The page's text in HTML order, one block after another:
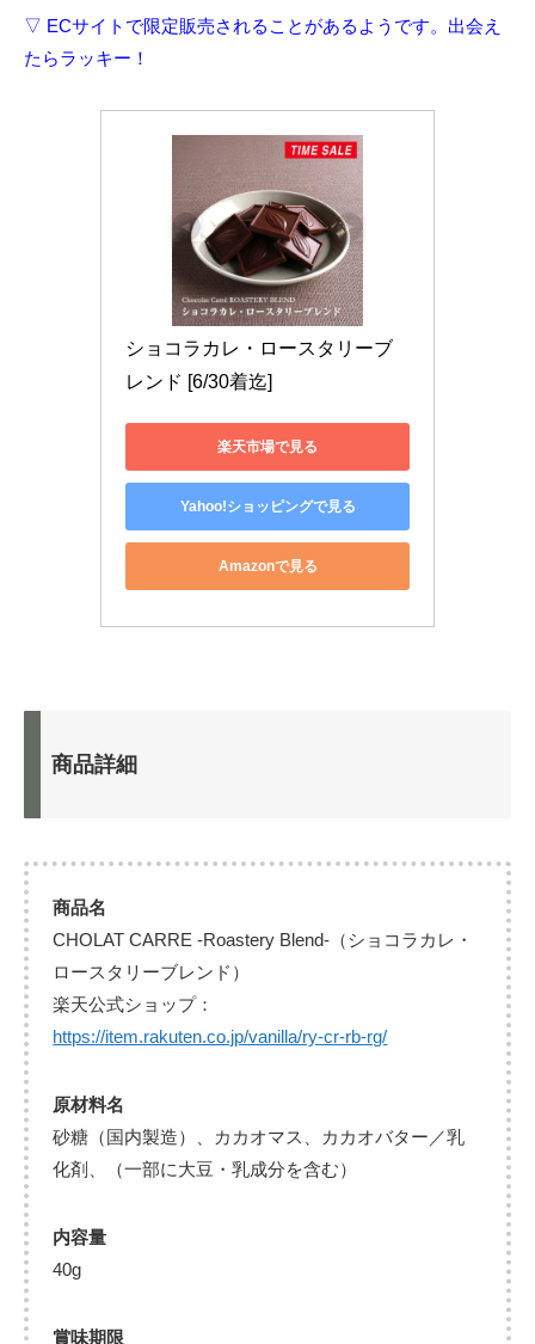
▽ ECサイトで限定販売されることがあるようです。出会え
たらラッキー！
ショコラカレ・ロースタリーブ
レンド [6/30着迄]
楽天市場で見る
Yahoo!ショッピングで見る
Amazonで見る
商品詳細
商品名
CHOLAT CARRE -Roastery Blend-（ショコラカレ・
ロースタリーブレンド）
楽天公式ショップ：
https://item.rakuten.co.jp/vanilla/ry-cr-rb-rg/
原材料名
砂糖（国内製造）、カカオマス、カカオバター／乳
化剤、（一部に大豆・乳成分を含む）
内容量
40g
賞味期限